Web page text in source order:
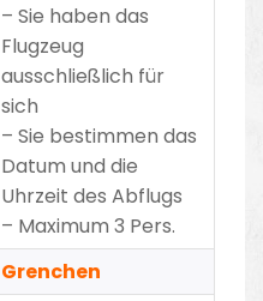
– Sie haben das
Flugzeug
ausschließlich für
sich
– Sie bestimmen das
Datum und die
Uhrzeit des Abflugs
– Maximum 3 Pers.
Grenchen